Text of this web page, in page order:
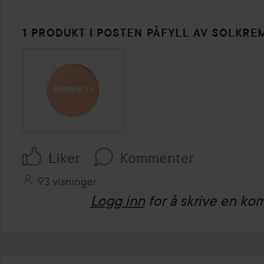
1 PRODUKT I POSTEN PÅFYLL AV
Liker Kommenter
93 visninger
Logg inn for å skrive en